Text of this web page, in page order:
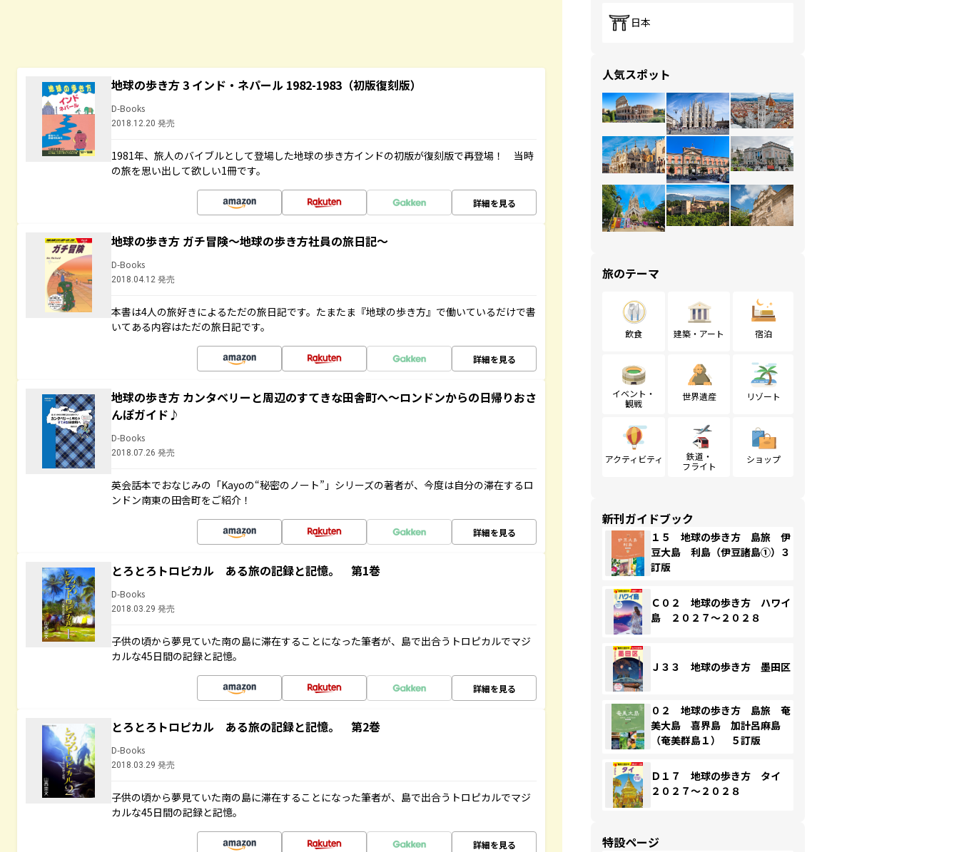
地球の歩き方 3 インド・ネパール 1982-1983（初版復刻版）
D-Books
2018.12.20 発売
1981年、旅人のバイブルとして登場した地球の歩き方インドの初版が復刻版で再登場！ 当時
の旅を思い出して欲しい1冊です。
詳細を見る
地球の歩き方 ガチ冒険～地球の歩き方社員の旅日記～
D-Books
2018.04.12 発売
本書は4人の旅好きによるただの旅日記です。たまたま『地球の歩き方』で働いているだけで書
いてある内容はただの旅日記です。
詳細を見る
地球の歩き方 カンタベリーと周辺のすてきな田舎町へ～ロンドンからの日帰りおさ
んぽガイド♪
D-Books
2018.07.26 発売
英会話本でおなじみの「Kayoの“秘密のノート”」シリーズの著者が、今度は自分の滞在するロ
ンドン南東の田舎町をご紹介！
詳細を見る
とろとろトロピカル ある旅の記録と記憶。 第1巻
D-Books
2018.03.29 発売
子供の頃から夢見ていた南の島に滞在することになった筆者が、島で出合うトロピカルでマジ
カルな45日間の記録と記憶。
詳細を見る
とろとろトロピカル ある旅の記録と記憶。 第2巻
D-Books
2018.03.29 発売
子供の頃から夢見ていた南の島に滞在することになった筆者が、島で出合うトロピカルでマジ
カルな45日間の記録と記憶。
詳細を見る
日本
人気スポット
旅のテーマ
飲食 建築・アート 宿泊
イベント・
観戦
世界遺産 リゾート
アクティビティ
鉄道・
フライト
ショップ
新刊ガイドブック
１５ 地球の歩き方 島旅 伊
豆大島 利島（伊豆諸島①）３
訂版
Ｃ０２ 地球の歩き方 ハワイ
島 ２０２７～２０２８
Ｊ３３ 地球の歩き方 墨田区
０２ 地球の歩き方 島旅 奄
美大島 喜界島 加計呂麻島
（奄美群島１） ５訂版
Ｄ１７ 地球の歩き方 タイ
２０２７～２０２８
特設ページ